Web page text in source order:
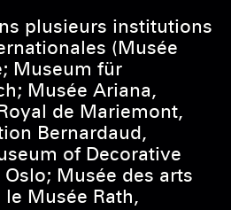
plusieurs institutions
(Musée
Museum für
Musée Ariana,
de Mariemont,
Bernardaud,
of Decorative
Musée des arts
Musée Rath,